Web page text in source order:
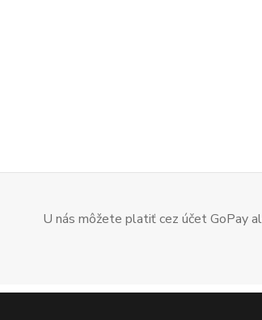
U nás môžete platiť cez účet GoPay